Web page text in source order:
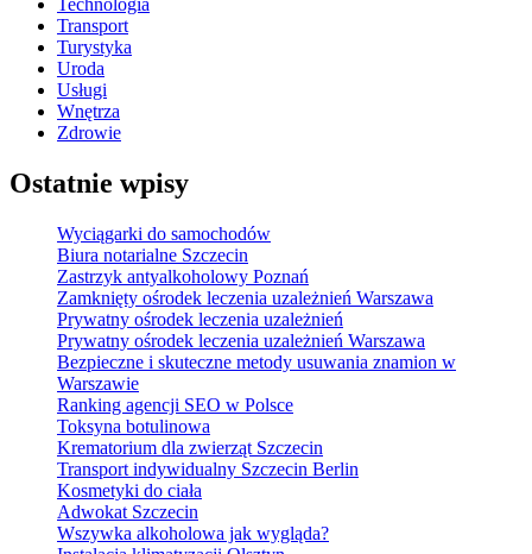
Technologia
Transport
Turystyka
Uroda
Usługi
Wnętrza
Zdrowie
Ostatnie wpisy
Wyciągarki do samochodów
Biura notarialne Szczecin
Zastrzyk antyalkoholowy Poznań
Zamknięty ośrodek leczenia uzależnień Warszawa
Prywatny ośrodek leczenia uzależnień
Prywatny ośrodek leczenia uzależnień Warszawa
Bezpieczne i skuteczne metody usuwania znamion w
Warszawie
Ranking agencji SEO w Polsce
Toksyna botulinowa
Krematorium dla zwierząt Szczecin
Transport indywidualny Szczecin Berlin
Kosmetyki do ciała
Adwokat Szczecin
Wszywka alkoholowa jak wygląda?